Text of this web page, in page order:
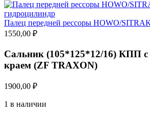
Палец передней рессоры HOWO/
1550,00 ₽
Сальник (105*125*12/16) КПП
краем (ZF TRAXON)
1900,00 ₽
1 в наличии